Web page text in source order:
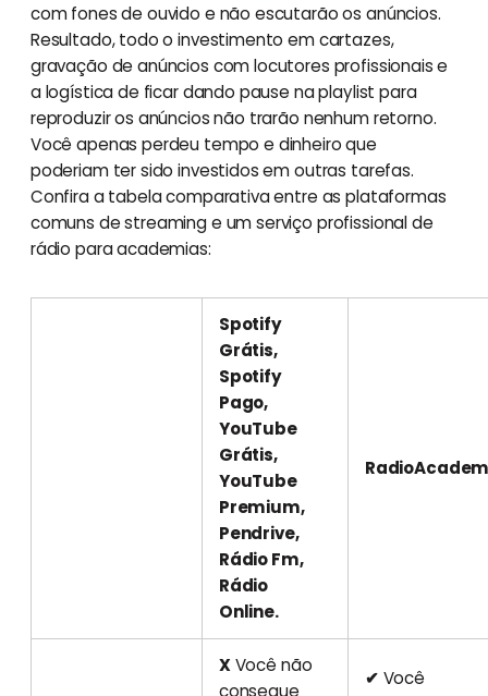
com fones de ouvido e não escutarão os anúncios.
Resultado, todo o investimento em cartazes,
gravação de anúncios com locutores profissionais e
a logística de ficar dando pause na playlist para
reproduzir os anúncios não trarão nenhum retorno.
Você apenas perdeu tempo e dinheiro que
poderiam ter sido investidos em outras tarefas.
Confira a tabela comparativa entre as plataformas
comuns de streaming e um serviço profissional de
rádio para academias:
Spotify
Grátis,
Spotify
Pago,
YouTube
Grátis,
YouTube
Premium,
Pendrive,
Rádio Fm,
Rádio
Online.
XVocê não
consegue
✔ Você